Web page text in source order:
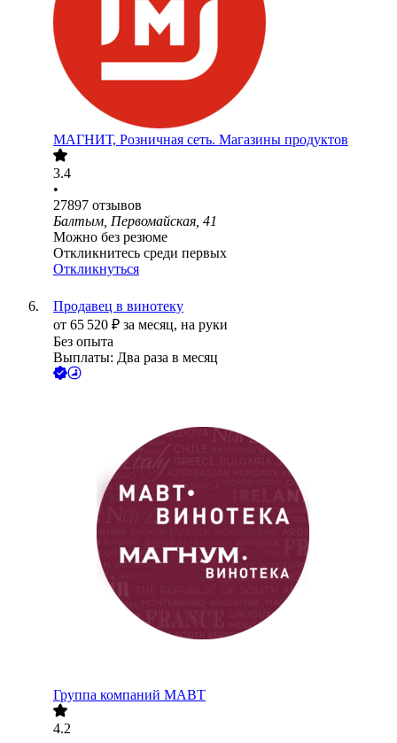
МАГНИТ, Розничная сеть. Магазины продуктов
3.4
•
27897 отзывов
Балтым, Первомайская, 41
Можно без резюме
Откликнитесь среди первых
Откликнуться
Продавец в винотеку
от 65 520 ₽ за месяц, на руки
Без опыта
Выплаты: Два раза в месяц
Группа компаний МАВТ
4.2